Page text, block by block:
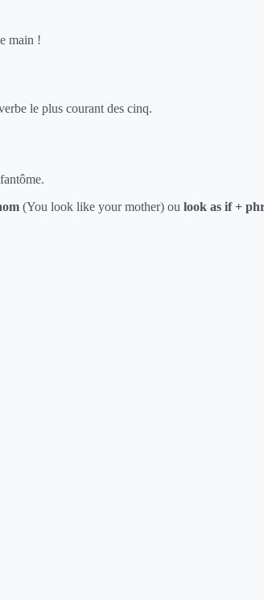
main !
le plus courant des cinq.
(You look like your mother) ou look as if +